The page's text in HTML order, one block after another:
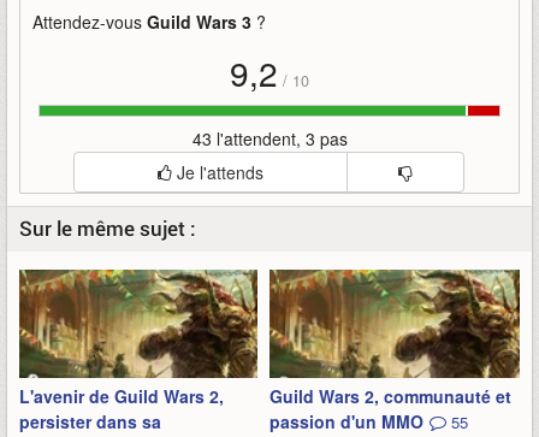
Attendez-vous Guild Wars 3 ?
9,2 / 10
43 l'attendent, 3 pas
Je l'attends
Sur le même sujet :
L'avenir de Guild Wars 2,
persister dans sa
Guild Wars 2, communauté et
passion d'un MMO
55